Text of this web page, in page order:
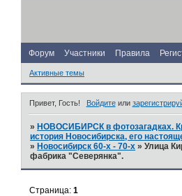
Форум Участники Правила
Активные темы
Привет, Гость! Войдитеили
» НОВОСИБИРСК в фотозагадках.
история Новосибирска, его
» Новосибирск 60-х - 70-х »Улица
фабрика "Северянка".
Страница:1